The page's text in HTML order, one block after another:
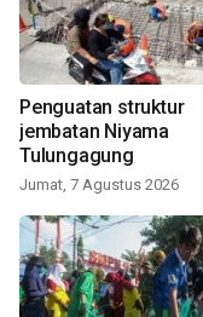
Penguatan struktur
jembatan Niyama
Tulungagung
Jumat, 7 Agustus 2026